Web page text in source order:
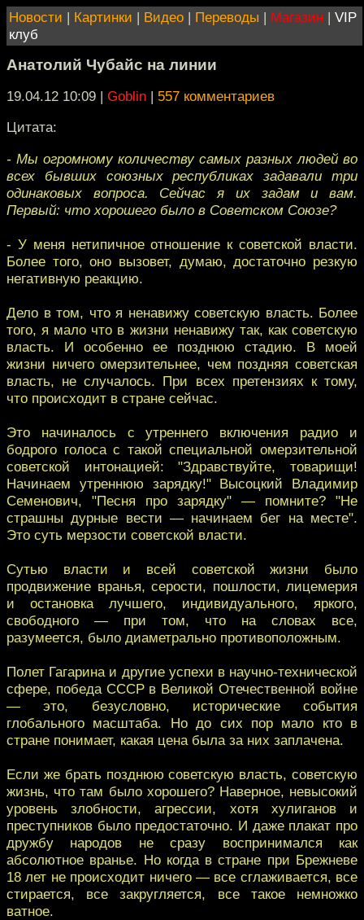
Новости | Картинки | Видео | Переводы | Магазин | VIP
клуб
Анатолий Чубайс на линии
19.04.12 10:09 | Goblin | 557 комментариев
Цитата:
- Мы огромному количеству самых разных людей во
всех бывших союзных республиках задавали три
одинаковых вопроса. Сейчас я их задам и вам.
Первый: что хорошего было в Советском Союзе?
- У меня нетипичное отношение к советской власти.
Более того, оно вызовет, думаю, достаточно резкую
негативную реакцию.
Дело в том, что я ненавижу советскую власть. Более
того, я мало что в жизни ненавижу так, как советскую
власть. И особенно ее позднюю стадию. В моей
жизни ничего омерзительнее, чем поздняя советская
власть, не случалось. При всех претензиях к тому,
что происходит в стране сейчас.
Это начиналось с утреннего включения радио и
бодрого голоса с такой специальной омерзительной
советской интонацией: "Здравствуйте, товарищи!
Начинаем утреннюю зарядку!" Высоцкий Владимир
Семенович, "Песня про зарядку" — помните? "Не
страшны дурные вести — начинаем бег на месте".
Это суть мерзости советской власти.
Сутью власти и всей советской жизни было
продвижение вранья, серости, пошлости, лицемерия
и остановка лучшего, индивидуального, яркого,
свободного — при том, что на словах все,
разумеется, было диаметрально противоположным.
Полет Гагарина и другие успехи в научно-технической
сфере, победа СССР в Великой Отечественной войне
— это, безусловно, исторические события
глобального масштаба. Но до сих пор мало кто в
стране понимает, какая цена была за них заплачена.
Если же брать позднюю советскую власть, советскую
жизнь, что там было хорошего? Наверное, невысокий
уровень злобности, агрессии, хотя хулиганов и
преступников было предостаточно. И даже плакат про
дружбу народов не сразу воспринимался как
абсолютное вранье. Но когда в стране при Брежневе
18 лет не происходит ничего — все сглаживается, все
стирается, все закругляется, все такое немножко
ватное.